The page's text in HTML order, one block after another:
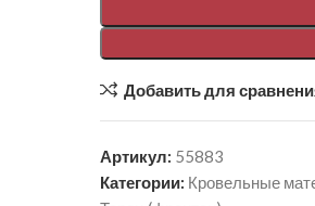
Добавить для
Артикул: 55883
Категории: Кровельные